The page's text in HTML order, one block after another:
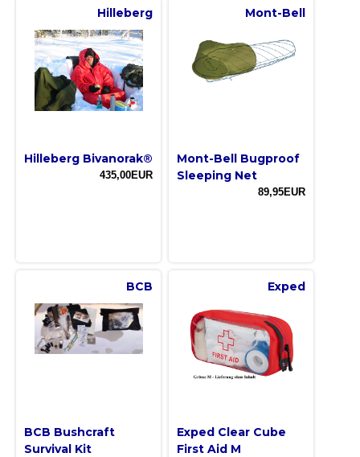
Hilleberg
Hilleberg Bivanorak®
435,00EUR
Mont-Bell
Mont-Bell Bugproof
Sleeping Net
89,95EUR
BCB
BCB Bushcraft
Survival Kit
Exped
Exped Clear Cube
First Aid M